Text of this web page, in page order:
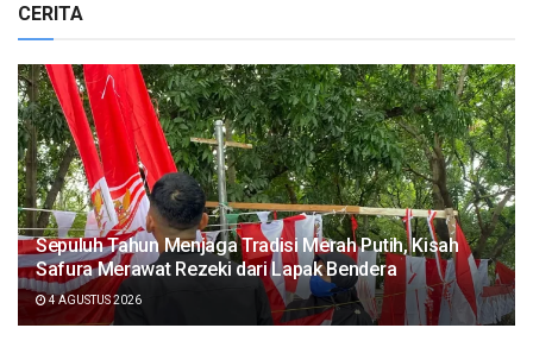
CERITA
Sepuluh Tahun Menjaga Tradisi Merah Putih, Kisah
Safura Merawat Rezeki dari Lapak Bendera
4 AGUSTUS 2026